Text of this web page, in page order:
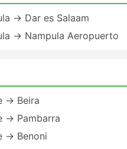
→ Dar es Salaam
→ Nampula Aeropuerto
→ Beira
→ Pambarra
→ Benoni